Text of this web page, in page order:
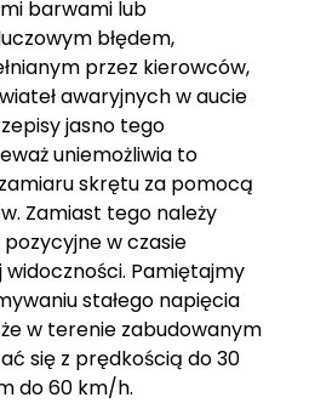
barwami lub
błędem,
przez kierowców,
awaryjnych w aucie
jasno tego
uniemożliwia to
skrętu za pomocą
Zamiast tego należy
pozycyjne w czasie
Pamiętajmy
stałego napięcia
w terenie zabudowanym
się z prędkością do 30
do 60 km/h.